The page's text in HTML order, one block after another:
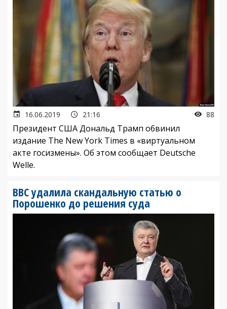
16.06.2019 21:16 88
Президент США Дональд Трамп обвинил
издание The New York Times в «виртуальном
акте госизмены». Об этом сообщает Deutsche
Welle.
BBC удалила скандальную статью о
Порошенко до решения суда